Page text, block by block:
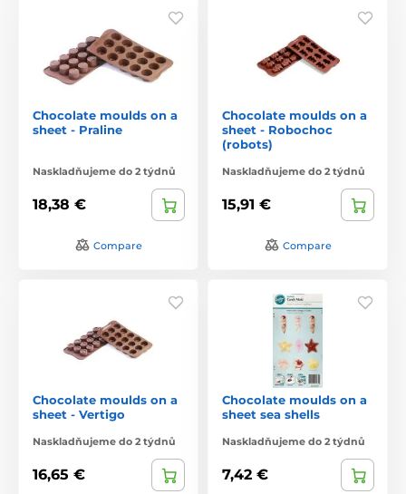
Chocolate moulds on a
sheet - Praline
Naskladňujeme do 2 týdnů
18,38 €
Compare
Chocolate moulds on a
sheet - Robochoc
(robots)
Naskladňujeme do 2 týdnů
15,91 €
Compare
Chocolate moulds on a
sheet - Vertigo
Naskladňujeme do 2 týdnů
16,65 €
Chocolate moulds on a
sheet sea shells
Naskladňujeme do 2 týdnů
7,42 €